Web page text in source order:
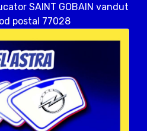
SAINT GOBAIN vandut
postal 77028